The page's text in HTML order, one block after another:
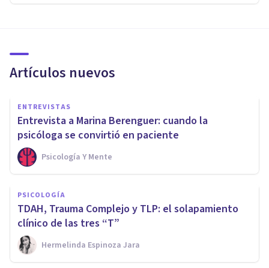
Artículos nuevos
ENTREVISTAS
Entrevista a Marina Berenguer: cuando la
psicóloga se convirtió en paciente
Psicología Y Mente
PSICOLOGÍA
TDAH, Trauma Complejo y TLP: el solapamiento
clínico de las tres “T”
Hermelinda Espinoza Jara